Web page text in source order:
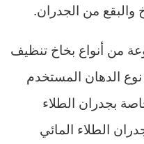
والبقع من الجدران.
من أنواع بخاخ تنظيف
الدهان المستخدم
بجدران الطلاء
الطلاء المائي